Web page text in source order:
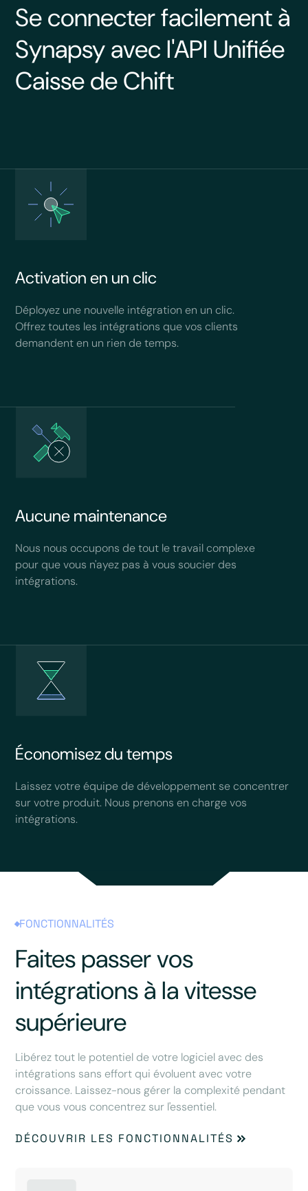
Se connecter facilement à
Synapsy avec l'API Unifiée
Caisse de Chift
Activation en un clic
Déployez une nouvelle intégration en un clic.
Offrez toutes les intégrations que vos clients
demandent en un rien de temps.
Aucune maintenance
Nous nous occupons de tout le travail complexe
pour que vous n'ayez pas à vous soucier des
intégrations.
Économisez du temps
Laissez votre équipe de développement se concentrer
sur votre produit. Nous prenons en charge vos
intégrations.
FONCTIONNALITÉS
Faites passer vos
intégrations à la vitesse
supérieure
Libérez tout le potentiel de votre logiciel avec des
intégrations sans effort qui évoluent avec votre
croissance. Laissez-nous gérer la complexité pendant
que vous vous concentrez sur l'essentiel.
DÉCOUVRIR LES FONCTIONNALITÉS